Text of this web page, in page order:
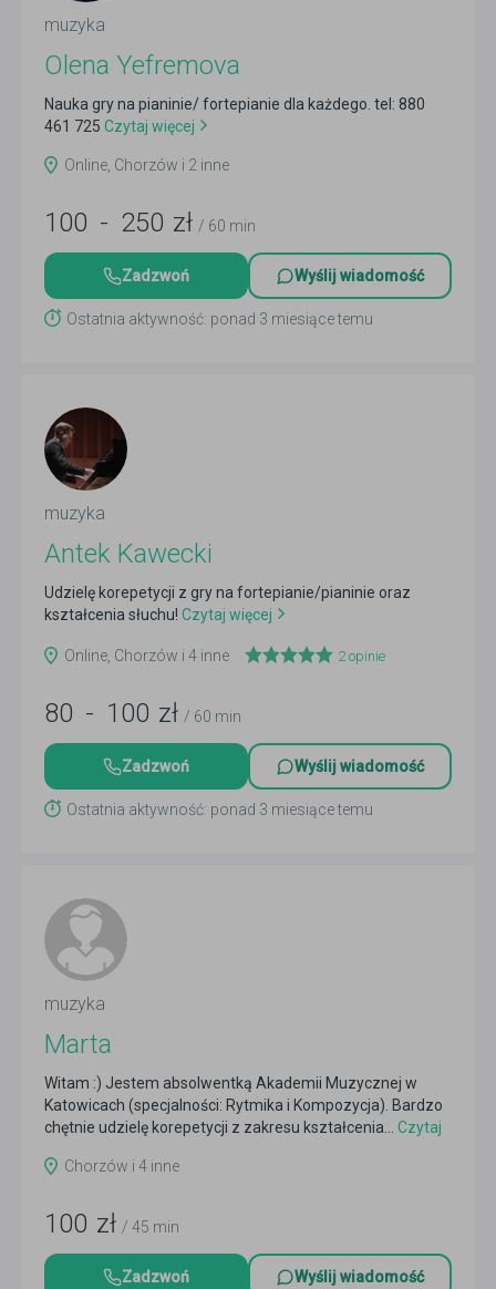
muzyka
Olena Yefremova
Nauka gry na pianinie/ fortepianie dla każdego. tel: 880
461 725 Czytaj więcej
Online, Chorzów i 2 inne
100 - 250 zł / 60 min
Zadzwoń Wyślij wiadomość
Ostatnia aktywność: ponad 3 miesiące temu
muzyka
Antek Kawecki
Udzielę korepetycji z gry na fortepianie/pianinie oraz
kształcenia słuchu! Czytaj więcej
Online, Chorzów i 4 inne 2opinie
80 - 100 zł / 60 min
Zadzwoń Wyślij wiadomość
Ostatnia aktywność: ponad 3 miesiące temu
muzyka
Marta
Witam :) Jestem absolwentką Akademii Muzycznej w
Katowicach (specjalności: Rytmika i Kompozycja). Bardzo
chętnie udzielę korepetycji z zakresu kształcenia...
Czytaj
Chorzów i 4 inne
100 zł / 45 min
Zadzwoń Wyślij wiadomość